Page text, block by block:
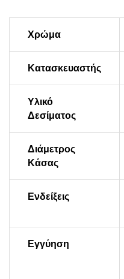
Χρώμα
Κατασκευαστής
Υλικό
Δεσίματος
Διάμετρος
Κάσας
Ενδείξεις
Εγγύηση